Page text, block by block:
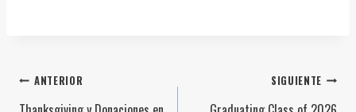
Navegación
ANTERIOR SIGUIENTE